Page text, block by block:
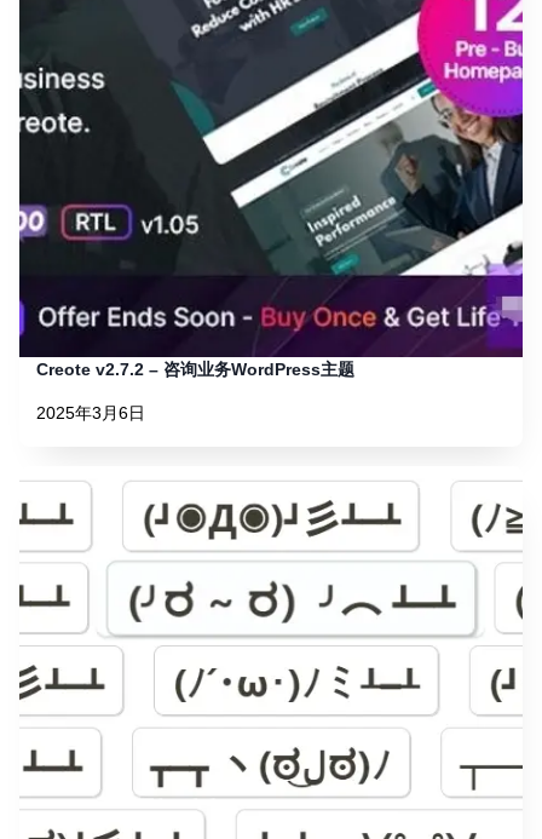
Creote v2.7.2 – 咨询业务WordPress主题
2025年3月6日